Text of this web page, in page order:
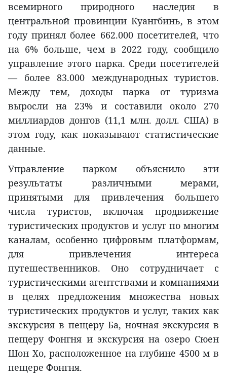
всемирного природного наследия в
центральной провинции Куангбинь, в этом
году принял более 662.000 посетителей, что
на 6% больше, чем в 2022 году, сообщило
управление этого парка. Среди посетителей
— более 83.000 международных туристов.
Между тем, доходы парка от туризма
выросли на 23% и составили около 270
миллиардов донгов (11,1 млн. долл. США) в
этом году, как показывают статистические
данные.
Управление парком объяснило эти
результаты различными мерами,
принятыми для привлечения большего
числа туристов, включая продвижение
туристических продуктов и услуг по многим
каналам, особенно цифровым платформам,
для привлечения интереса
путешественников. Оно сотрудничает с
туристическими агентствами и компаниями
в целях предложения множества новых
туристических продуктов и услуг, таких как
экскурсия в пещеру Ба, ночная экскурсия в
пещеру Фонгня и экскурсия на озеро Сюен
Шон Хо, расположенное на глубине 4500 м в
пещере Фонгня.